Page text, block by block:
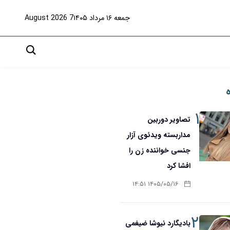
جمعه ۱۶ مرداد ۱۴۰۵ 7 August 2026
۱ تصاویر دوربین
مداربسته ویدئوی آزار
جنسی خواننده زن را
افشا کرد
۱۴۰۵/۰۵/۱۶ ۱۴:۵۱
۲بادیگارد نیوشا ضیغمی